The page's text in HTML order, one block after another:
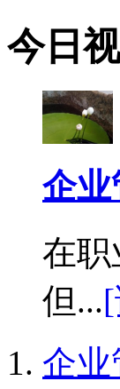
今日
企业
在职
但...
企